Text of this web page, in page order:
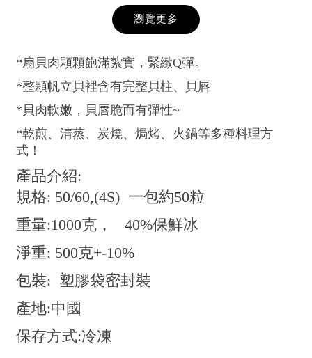
瀏覽更多
*扇貝肉顆顆飽滿紮實，緊緻Q彈。
*整顆帆立貝裡含有完整貝柱、貝唇
*貝肉軟嫩，貝唇脆而有彈性~
*乾煎、清蒸、炭燒、焗烤、火鍋等多種料理方
式！
產品介紹:
規格: 50/60,(4S) 一包約50粒
重量:1000克， 40%保鮮冰
淨重: 500克+-10%
包裝: 塑膠袋密封裝
產地:中國
保存方式:冷凍